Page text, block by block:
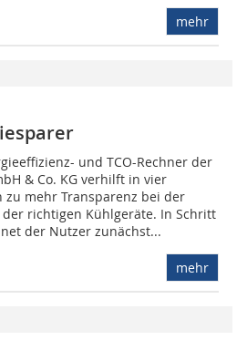
mehr
und TCO-Rechner der
& Co. KG verhilft in vier
zu mehr Transparenz bei der
der richtigen Kühlgeräte. In Schritt
der Nutzer zunächst...
mehr